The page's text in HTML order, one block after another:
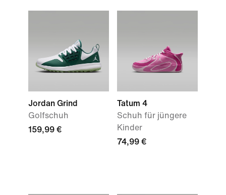
Jordan Grind
Golfschuh
159,99 €
Tatum 4
Schuh für jüngere
Kinder
74,99 €